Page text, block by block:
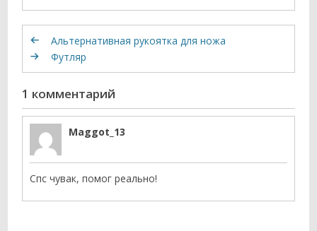
Альтернативная рукоятка для ножа
Футляр
1 комментарий
Maggot_13
Cпс чувак, помог реально!